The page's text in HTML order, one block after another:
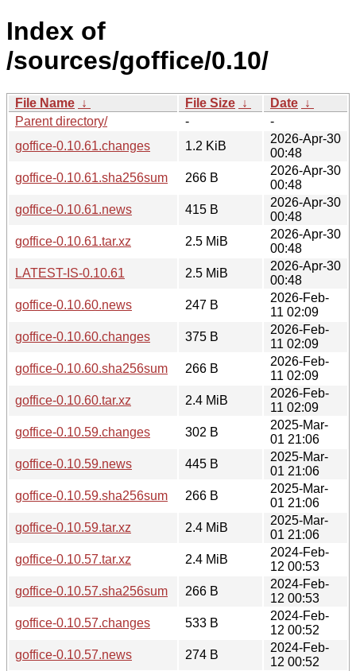
Index of
/sources/goffice/0.10/
File Name ↓ File Size ↓ Date ↓
Parent directory/
-
-
goffice-0.10.61.changes
1.2 KiB
2026-Apr-30
00:48
goffice-0.10.61.sha256sum
266 B
2026-Apr-30
00:48
goffice-0.10.61.news
415 B
2026-Apr-30
00:48
goffice-0.10.61.tar.xz
2.5 MiB
2026-Apr-30
00:48
LATEST-IS-0.10.61
2.5 MiB
2026-Apr-30
00:48
goffice-0.10.60.news
247 B
2026-Feb-
11 02:09
goffice-0.10.60.changes
375 B
2026-Feb-
11 02:09
goffice-0.10.60.sha256sum
266 B
2026-Feb-
11 02:09
goffice-0.10.60.tar.xz
2.4 MiB
2026-Feb-
11 02:09
goffice-0.10.59.changes
302 B
2025-Mar-
01 21:06
goffice-0.10.59.news
445 B
2025-Mar-
01 21:06
goffice-0.10.59.sha256sum
266 B
2025-Mar-
01 21:06
goffice-0.10.59.tar.xz
2.4 MiB
2025-Mar-
01 21:06
goffice-0.10.57.tar.xz
2.4 MiB
2024-Feb-
12 00:53
goffice-0.10.57.sha256sum
266 B
2024-Feb-
12 00:53
goffice-0.10.57.changes
533 B
2024-Feb-
12 00:52
goffice-0.10.57.news
274 B
2024-Feb-
12 00:52